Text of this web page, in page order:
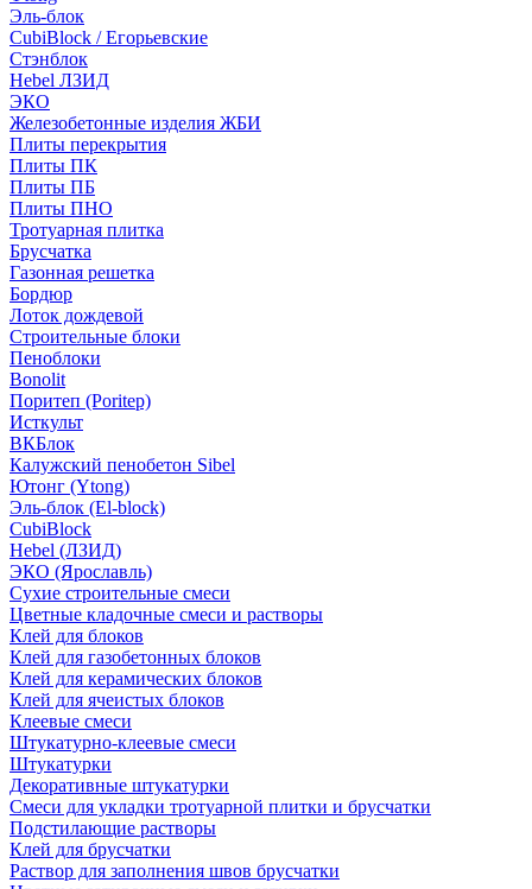
Эль-блок
CubiBlock / Егорьевские
Стэнблок
Hebel ЛЗИД
ЭКО
Железобетонные изделия ЖБИ
Плиты перекрытия
Плиты ПК
Плиты ПБ
Плиты ПНО
Тротуарная плитка
Брусчатка
Газонная решетка
Бордюр
Лоток дождевой
Строительные блоки
Пеноблоки
Bonolit
Поритеп (Poritep)
Исткульт
ВКБлок
Калужский пенобетон Sibel
Ютонг (Ytong)
Эль-блок (El-block)
CubiBlock
Hebel (ЛЗИД)
ЭКО (Ярославль)
Сухие строительные смеси
Цветные кладочные смеси и растворы
Клей для блоков
Клей для газобетонных блоков
Клей для керамических блоков
Клей для ячеистых блоков
Клеевые смеси
Штукатурно-клеевые смеси
Штукатурки
Декоративные штукатурки
Смеси для укладки тротуарной плитки и брусчатки
Подстилающие растворы
Клей для брусчатки
Раствор для заполнения швов брусчатки